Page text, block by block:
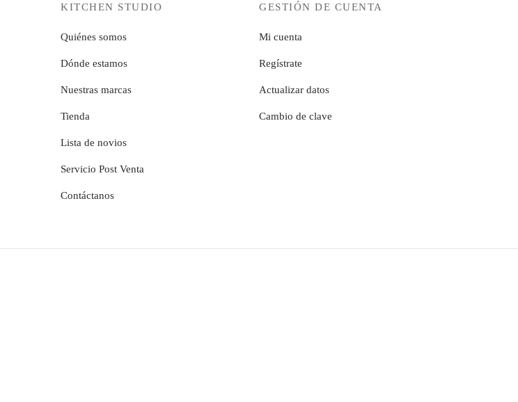
KITCHEN STUDIO
Quiénes somos
Dónde estamos
Nuestras marcas
Tienda
Lista de novios
Servicio Post Venta
Contáctanos
GESTIÓN DE CUENTA
Mi cuenta
Regístrate
Actualizar datos
Cambio de clave